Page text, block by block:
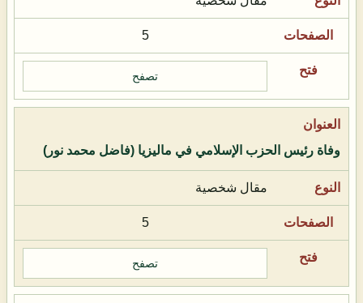
5
تصفح
وفاة رئيس الحزب الإسلامي في ماليزيا (فاضل محمد نور)
مقال شخصية
5
تصفح